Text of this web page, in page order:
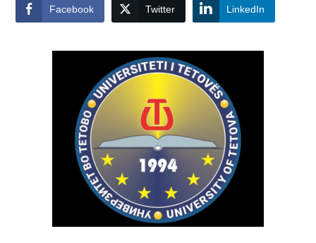
Facebook Twitter LinkedIn